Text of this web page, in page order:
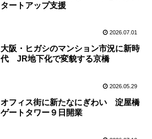
タートアップ支援
2026.07.01
大阪・ヒガシのマンション市況に新時
代 JR地下化で変貌する京橋
2026.05.29
オフィス街に新たなにぎわい 淀屋橋
ゲートタワー９日開業